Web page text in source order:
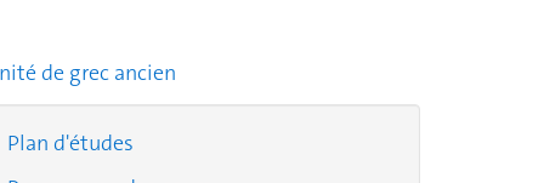
de grec ancien
Plan d'études